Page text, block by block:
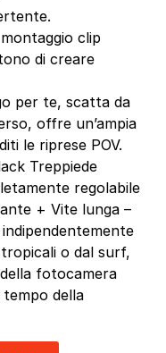
clip
di creare
per te, scatta da
offre un’ampia
le riprese POV.
Treppiede
regolabile
+ Vite lunga –
o dal surf,
fotocamera
della